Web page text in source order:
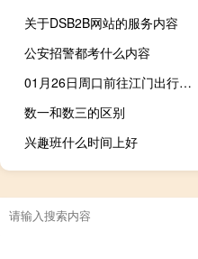
关于DSB2B网站的服务内容
公安招警都考什么内容
01月26日周口前往江门出行防疫政策查询-从周口出发到江门的防疫政策
数一和数三的区别
兴趣班什么时间上好
“枉负平生作男儿”的出处是哪里